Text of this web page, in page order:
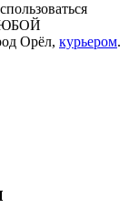
Орёл, курьером.